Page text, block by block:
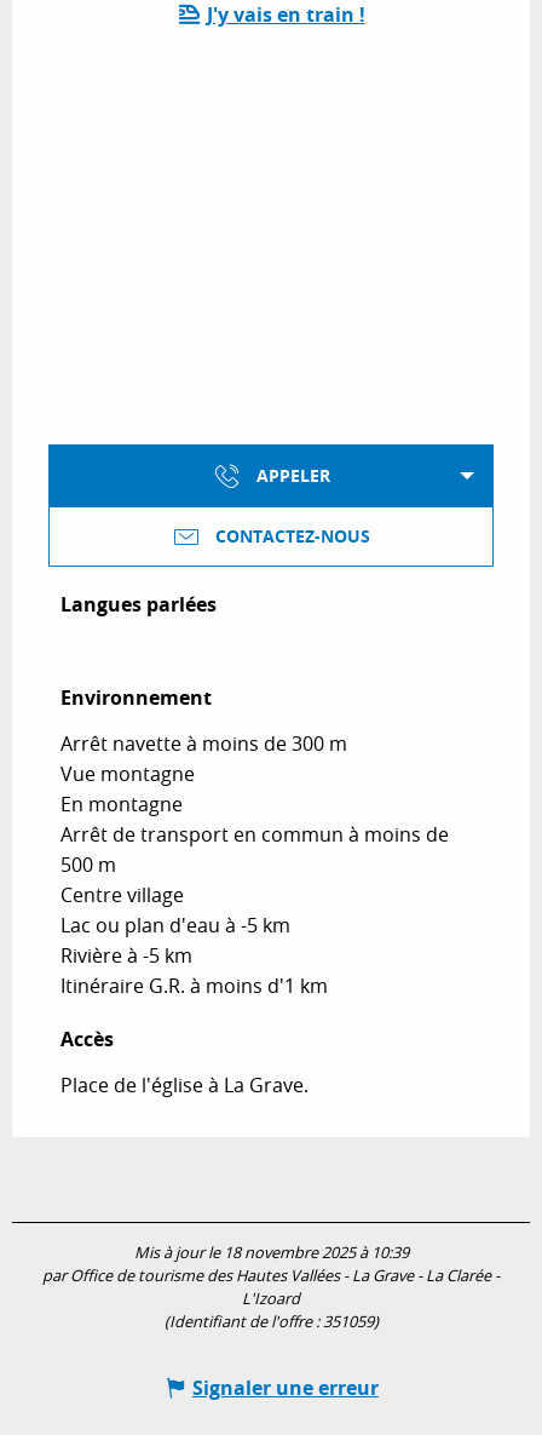
J'y vais en train !
APPELER
CONTACTEZ-NOUS
Langues parlées
Langues parlées
Environnement
Environnement
Arrêt navette à moins de 300 m
Vue montagne
En montagne
Arrêt de transport en commun à moins de
500 m
Centre village
Lac ou plan d'eau à -5 km
Rivière à -5 km
Itinéraire G.R. à moins d'1 km
Accès
Accès
Place de l'église à La Grave.
Mis à jour le 18 novembre 2025 à 10:39
par Office de tourisme des Hautes Vallées - La Grave - La Clarée -
L'Izoard
(Identifiant de l'offre :351059)
Signaler une erreur